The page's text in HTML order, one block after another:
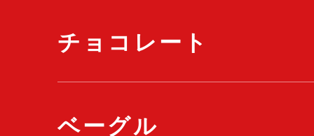
チョコレート
ベーグル